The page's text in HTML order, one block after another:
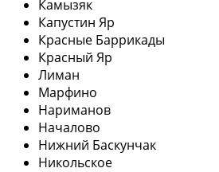
Камызяк
Капустин Яр
Красные Баррикады
Красный Яр
Лиман
Марфино
Нариманов
Началово
Нижний Баскунчак
Никольское